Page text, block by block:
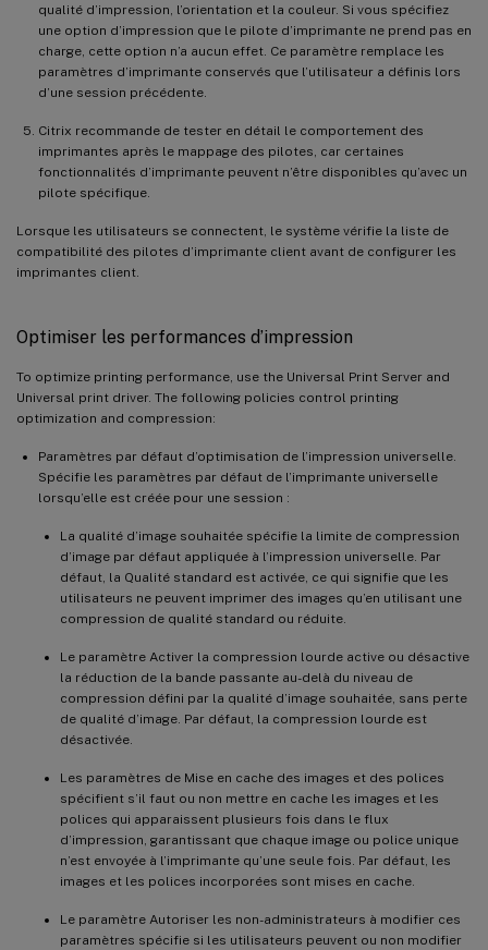
qualité d’impression, l’orientation et la couleur. Si vous spécifiez
une option d’impression que le pilote d’imprimante ne prend pas en
charge, cette option n’a aucun effet. Ce paramètre remplace les
paramètres d’imprimante conservés que l’utilisateur a définis lors
d’une session précédente.
Citrix recommande de tester en détail le comportement des
imprimantes après le mappage des pilotes, car certaines
fonctionnalités d’imprimante peuvent n’être disponibles qu’avec un
pilote spécifique.
Lorsque les utilisateurs se connectent, le système vérifie la liste de
compatibilité des pilotes d’imprimante client avant de configurer les
imprimantes client.
Optimiser les performances d’impression
To optimize printing performance, use the Universal Print Server and
Universal print driver. The following policies control printing
optimization and compression:
Paramètres par défaut d’optimisation de l’impression universelle.
Spécifie les paramètres par défaut de l’imprimante universelle
lorsqu’elle est créée pour une session :
La qualité d’image souhaitée spécifie la limite de compression
d’image par défaut appliquée à l’impression universelle. Par
défaut, la Qualité standard est activée, ce qui signifie que les
utilisateurs ne peuvent imprimer des images qu’en utilisant une
compression de qualité standard ou réduite.
Le paramètre Activer la compression lourde active ou désactive
la réduction de la bande passante au-delà du niveau de
compression défini par la qualité d’image souhaitée, sans perte
de qualité d’image. Par défaut, la compression lourde est
désactivée.
Les paramètres de Mise en cache des images et des polices
spécifient s’il faut ou non mettre en cache les images et les
polices qui apparaissent plusieurs fois dans le flux
d’impression, garantissant que chaque image ou police unique
n’est envoyée à l’imprimante qu’une seule fois. Par défaut, les
images et les polices incorporées sont mises en cache.
Le paramètre Autoriser les non-administrateurs à modifier ces
paramètres spécifie si les utilisateurs peuvent ou non modifier